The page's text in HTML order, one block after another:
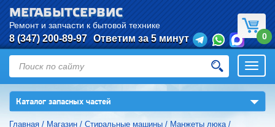
МЕГАБЫТСЕРВИС
Ремонт и запчасти к бытовой технике
8 (347) 200-89-97 Ответим за 5 минут 0
Каталог запасных частей ▼
Главная / Магазин / Стиральные машины / Манжеты люка/